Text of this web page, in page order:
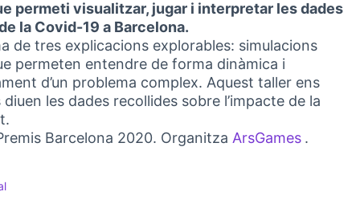
permeti visualitzar, jugar i interpretar les dades
la Covid-19 a Barcelona.
de tres explicacions explorables: simulacions
permeten entendre de forma dinàmica i
d’un problema complex. Aquest taller ens
les dades recollides sobre l’impacte de la
Barcelona 2020. Organitza ArsGames .
per: Cultura digital